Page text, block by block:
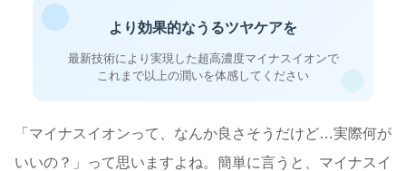
より効果的なうるツヤケアを
最新技術により実現した超高濃度マイナスイオンで
これまで以上の潤いを体感してください
「マイナスイオンって、なんか良さそうだけど…実際何が
いいの？」って思いますよね。簡単に言うと、マイナスイ